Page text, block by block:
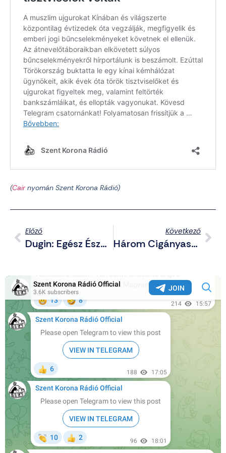
(Cairnyomán Szent Korona Rádió)
Előző
Dugin: Egész Észak-Amerika Egy Hatalmas Epstein-Sziget
Következő
Három Cigányasszony Megtépett És Összevert Egy Anyukát Az Óvodában